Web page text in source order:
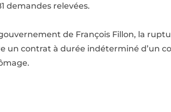
demandes relevées.
de François Fillon, la
un contrat à durée indéterminé d’un